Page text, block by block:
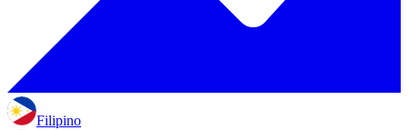
Filipino